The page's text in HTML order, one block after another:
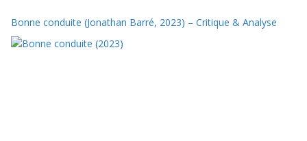
Bonne conduite (Jonathan Barré, 2023) – Critique & Analyse